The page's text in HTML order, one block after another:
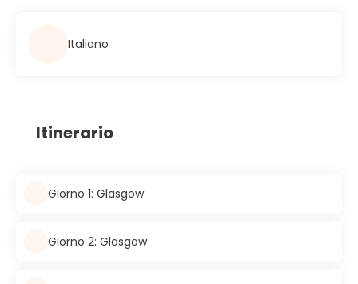
Italiano
Itinerario
Giorno 1: Glasgow
Giorno 2: Glasgow